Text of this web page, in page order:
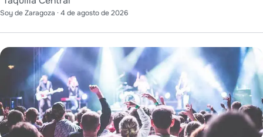
Soy de Zaragoza · 4 de agosto de 2026